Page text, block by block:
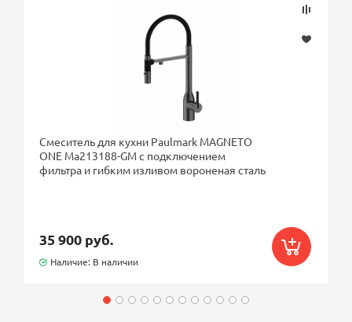
Смеситель для кухни Paulmark MAGNETO
ONE Ma213188-GM с подключением
фильтра и гибким изливом вороненая сталь
35 900 руб.
Наличие: В наличии